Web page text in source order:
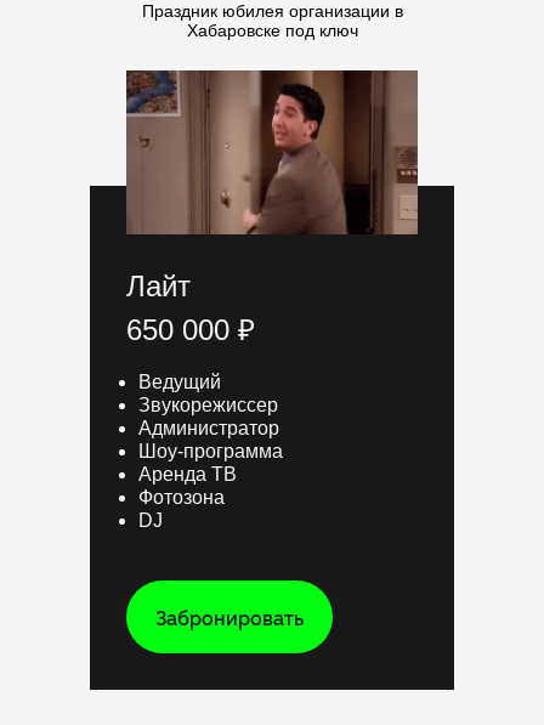
Праздник юбилея организации в
Хабаровске под ключ
Лайт
650 000 ₽
Ведущий
Звукорежиссер
Администратор
Шоу-программа
Аренда ТВ
Фотозона
DJ
Забронировать